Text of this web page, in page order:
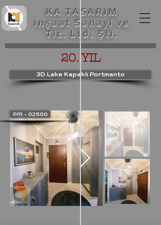
KA TASARIM
İnşaat Sanayi ve
Tic. Ltd. Şti.
20. YIL
3D Lake Kapaklı Portmanto
PM - 02500